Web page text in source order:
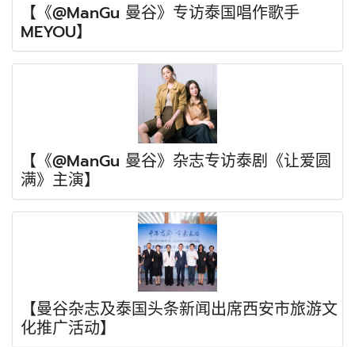
【《@ManGu 曼谷》专访泰国唱作歌手
MEYOU】
【《@ManGu 曼谷》杂志专访泰剧《让爱圆
满》主演】
【曼谷杂志及泰国头条新闻出席西安市旅游文
化推广活动】